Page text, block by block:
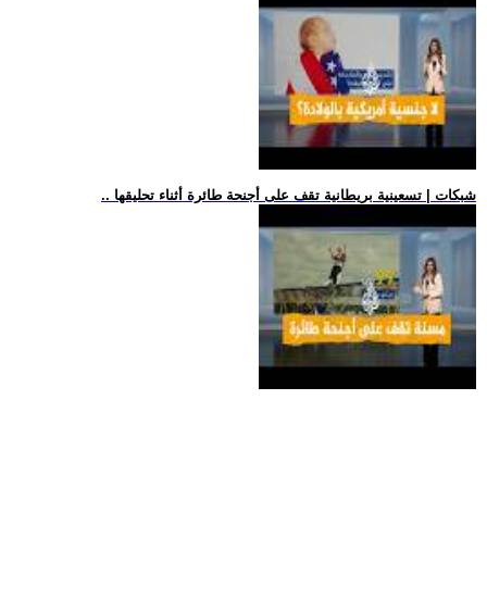
.. شبكات | تسعينية بريطانية تقف على أجنحة طائرة أثناء تحليقها